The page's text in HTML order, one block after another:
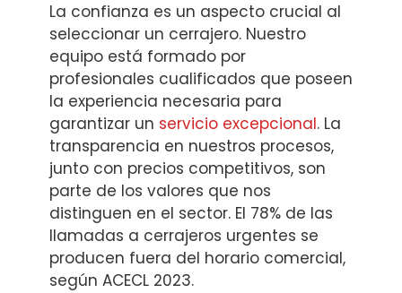
La confianza es un aspecto crucial al
seleccionar un cerrajero. Nuestro
equipo está formado por
profesionales cualificados que poseen
la experiencia necesaria para
garantizar un servicio excepcional. La
transparencia en nuestros procesos,
junto con precios competitivos, son
parte de los valores que nos
distinguen en el sector. El 78% de las
llamadas a cerrajeros urgentes se
producen fuera del horario comercial,
según ACECL 2023.